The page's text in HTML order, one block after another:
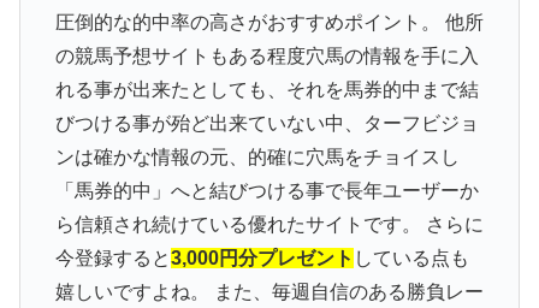
圧倒的な的中率の高さがおすすめポイント。 他所
の競馬予想サイトもある程度穴馬の情報を手に入
れる事が出来たとしても、それを馬券的中まで結
びつける事が殆ど出来ていない中、ターフビジョ
ンは確かな情報の元、的確に穴馬をチョイスし
「馬券的中」へと結びつける事で長年ユーザーか
ら信頼され続けている優れたサイトです。 さらに
今登録すると3,000円分プレゼント している点も
嬉しいですよね。 また、毎週自信のある勝負レー